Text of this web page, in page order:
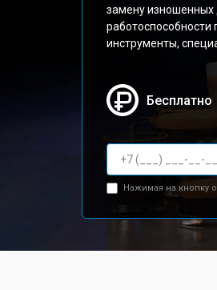
замену изношенных
инструменты,
Бесплатно
Нажимая на кнопку